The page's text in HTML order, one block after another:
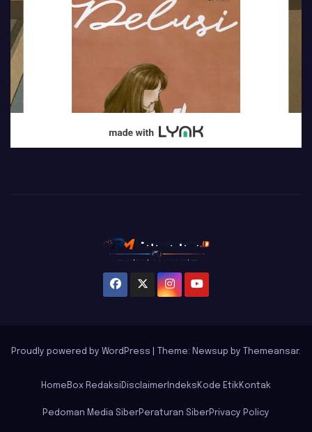
Proudly powered by WordPress Theme: Newsup by Themeansar.
Home Box Redaksi Disclaimer Indeks Kode Etik Kontak
Pedoman Media SiberPeraturan SiberPrivacy Policy